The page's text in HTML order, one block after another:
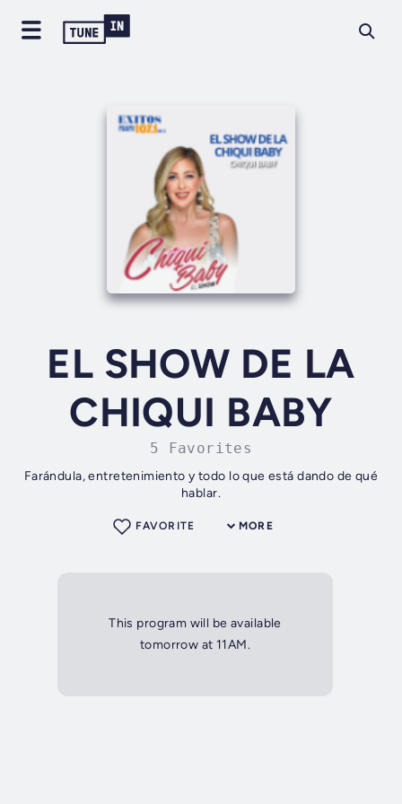
EL SHOW DE LA
CHIQUI BABY
5 Favorites
Farándula, entretenimiento y todo lo que está dando de qué
hablar.
MORE
FAVORITE
This program will be available
tomorrow at 11AM.